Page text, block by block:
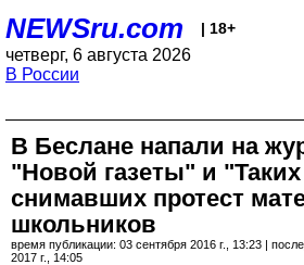
NEWSru.com | 18+
четверг, 6 августа 2026
В России
В Беслане напали на
"Новой газеты" и
снимавших протест
школьников
время публикации: 03 сентября 2016 г., 13:23 |
2017 г., 14:05